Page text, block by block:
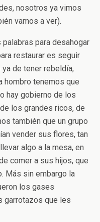
nosotros ya vimos
vamos a ver).
para desahogar
restaurar es seguir
de tener rebeldía,
hombro tenemos que
hay gobierno de los
los grandes ricos, de
también que un grupo
vender sus flores, tan
algo a la mesa, en
comer a sus hijos, que
Más sin embargo la
los gases
garrotazos que les